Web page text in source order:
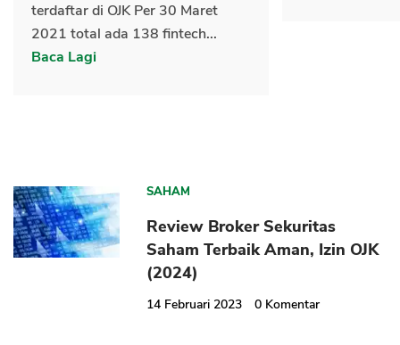
terdaftar di OJK Per 30 Maret
2021 total ada 138 fintech...
Baca Lagi
SAHAM
Review Broker Sekuritas
Saham Terbaik Aman, Izin OJK
(2024)
14 Februari 2023 0 Komentar